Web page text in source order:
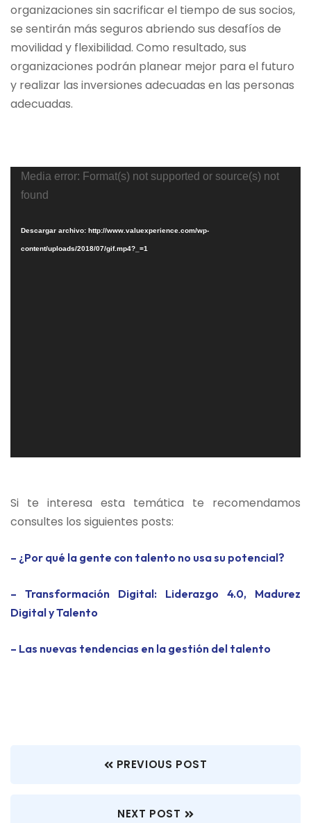
organizaciones sin sacrificar el tiempo de sus socios,
se sentirán más seguros abriendo sus desafíos de
movilidad y flexibilidad. Como resultado, sus
organizaciones podrán planear mejor para el futuro
y realizar las inversiones adecuadas en las personas
adecuadas.
Reproductor
de
Media error: Format(s) not supported or source(s) not
found
Descargar archivo: http://www.valuexperience.com/wp-
content/uploads/2018/07/gif.mp4?_=1
Si te interesa esta temática te recomendamos
consultes los siguientes posts:
– ¿Por qué la gente con talento no usa su potencial?
– Transformación Digital: Liderazgo 4.0, Madurez
Digital y Talento
– Las nuevas tendencias en la gestión del talento
PREVIOUS POST
NEXT POST